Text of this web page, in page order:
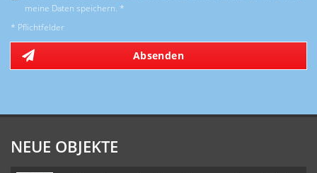
meine Daten speichern. *
* Pflichtfelder
Absenden
NEUE OBJEKTE